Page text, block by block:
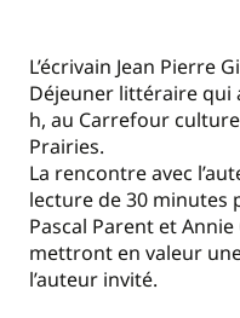
L’écrivain Jean Pierre
Déjeuner littéraire qui
h, au Carrefour
Prairies.
La rencontre avec
lecture de 30 minutes
Pascal Parent et
mettront en valeur
l’auteur invité.